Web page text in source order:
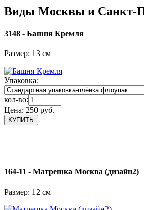
Виды Москвы и Санкт-
3148 - Башня Кремля
Размер: 13 см
Упаковка:
кол-во:
Цена: 250 руб.
164-11 - Матрешка Москва (дизайн2)
Размер: 12 см